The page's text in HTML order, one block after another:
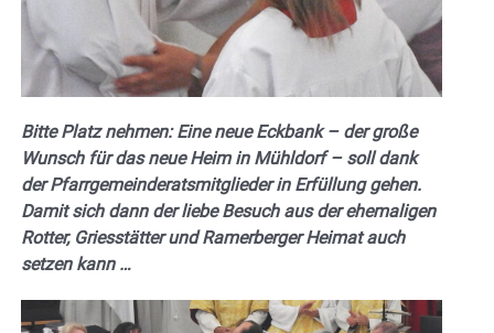
Bitte Platz nehmen: Eine neue Eckbank – der große
Wunsch für das neue Heim in Mühldorf – soll dank
der Pfarrgemeinderatsmitglieder in Erfüllung gehen.
Damit sich dann der liebe Besuch aus der ehemaligen
Rotter, Griesstätter und Ramerberger Heimat auch
setzen kann …